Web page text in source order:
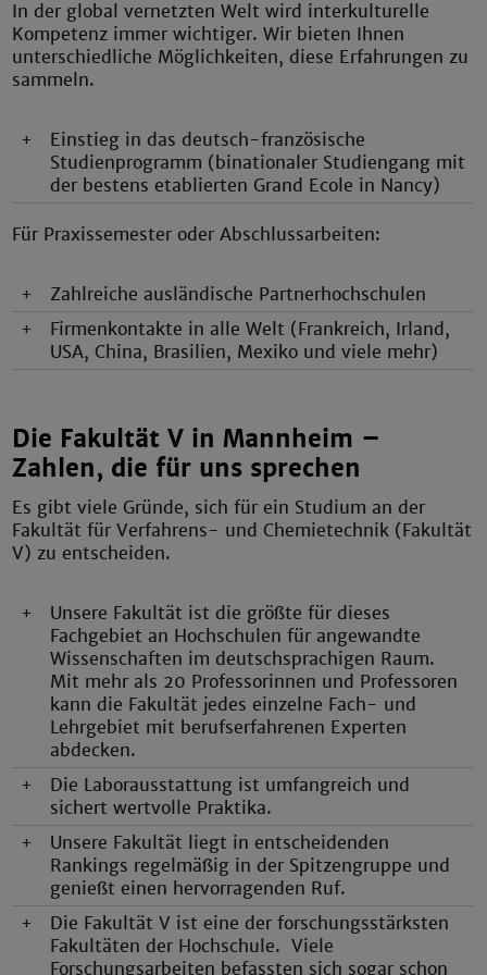
In der global vernetzten Welt wird interkulturelle
Kompetenz immer wichtiger. Wir bieten Ihnen
unterschiedliche Möglichkeiten, diese Erfahrungen zu
sammeln.
+
Einstieg in das deutsch-französische
Studienprogramm (binationaler Studiengang mit
der bestens etablierten Grand Ecole in Nancy)
Für Praxissemester oder Abschlussarbeiten:
+
Zahlreiche ausländische Partnerhochschulen
+
Firmenkontakte in alle Welt (Frankreich, Irland,
USA, China, Brasilien, Mexiko und viele mehr)
Die Fakultät V in Mannheim –
Zahlen, die für uns sprechen
Es gibt viele Gründe, sich für ein Studium an der
Fakultät für Verfahrens- und Chemietechnik (Fakultät
V) zu entscheiden.
+
Unsere Fakultät ist die größte für dieses
Fachgebiet an Hochschulen für angewandte
Wissenschaften im deutschsprachigen Raum.
Mit mehr als 20 Professorinnen und Professoren
kann die Fakultät jedes einzelne Fach- und
Lehrgebiet mit berufserfahrenen Experten
abdecken.
+
Die Laborausstattung ist umfangreich und
sichert wertvolle Praktika.
+
Unsere Fakultät liegt in entscheidenden
Rankings regelmäßig in der Spitzengruppe und
genießt einen hervorragenden Ruf.
+
Die Fakultät V ist eine der forschungsstärksten
Fakultäten der Hochschule. Viele
Forschungsarbeiten befassten sich sogar schon